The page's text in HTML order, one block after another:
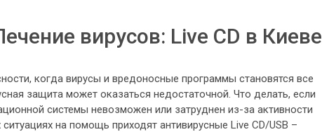
вирусов: Live CD в Киеве
когда вирусы и вредоносные программы становятся все
защита может оказаться недостаточной. Что делать, если
системы невозможен или затруднен из-за активности
на помощь приходят антивирусные Live CD/USB –